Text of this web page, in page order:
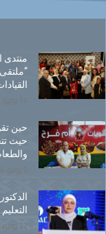
منتدى
14 يوليو, 2026
حين
حيث
9 يوليو, 2026
22 يونيو, 2026